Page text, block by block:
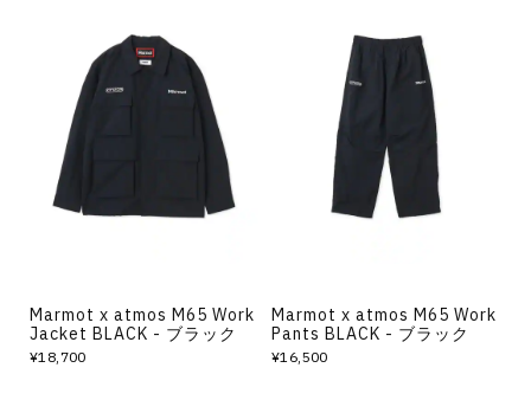
Marmot x atmos M65 Work
Jacket BLACK - ブラック
¥18,700
Marmot x atmos M65 Work
Pants BLACK - ブラック
¥16,500